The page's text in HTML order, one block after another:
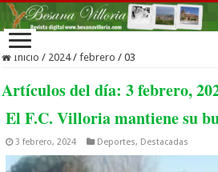
Inicio / 2024 / febrero / 03
Artículos del día:3 febrero,
El F.C. Villoria mantiene su
3 febrero, 2024 Deportes, Destacadas